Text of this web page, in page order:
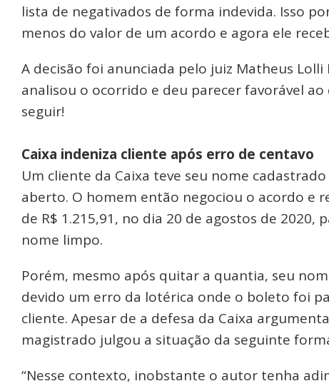
lista de negativados de forma indevida. Isso
menos do valor de um acordo e agora ele
A decisão foi anunciada pelo juiz Matheus Lolli
analisou o ocorrido e deu parecer favorável
seguir!
Caixa indeniza cliente após erro de centavo
Um cliente da Caixa teve seu nome
aberto. O homem então negociou o acordo e
de R$ 1.215,91, no dia 20 de agostos de
nome limpo.
Porém, mesmo após quitar a quantia, seu
devido um erro da lotérica onde o boleto foi
cliente. Apesar de a defesa da Caixa
magistrado julgou a situação da seguinte
“Nesse contexto, inobstante o autor tenha